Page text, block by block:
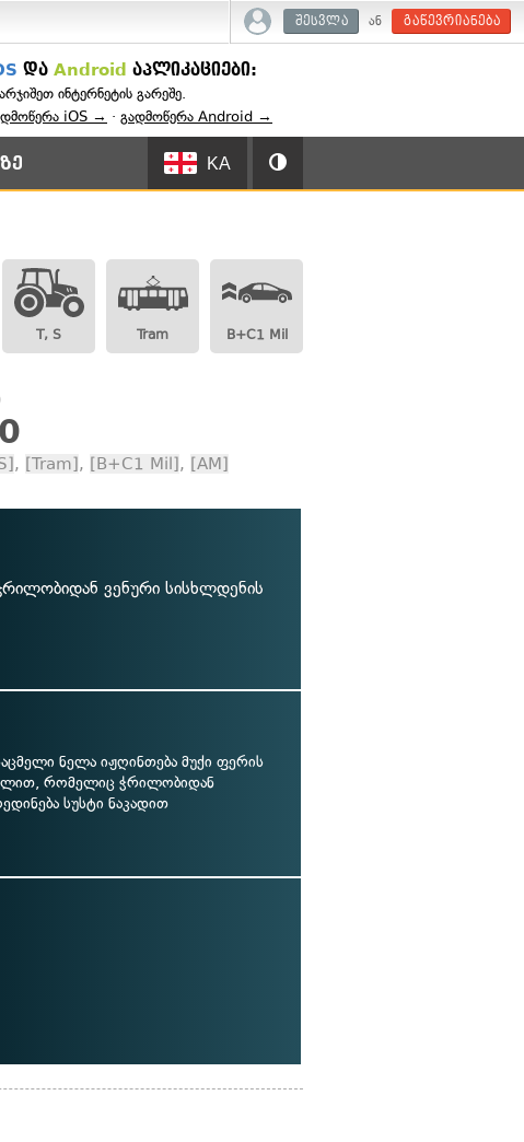
შესვლა ან გაწევრიანება
და Android აპლიკაციები:
ინტერნეტის გარეშე.
iOS → · გადმოწერა Android →
KA
T, S Tram B+C1 Mil
, [Tram], [B+C1 Mil], [AM]
ვენური სისხლდენის
ნელა იჟღინთება მუქი ფერის
რომელიც ჭრილობიდან
სუსტი ნაკადით